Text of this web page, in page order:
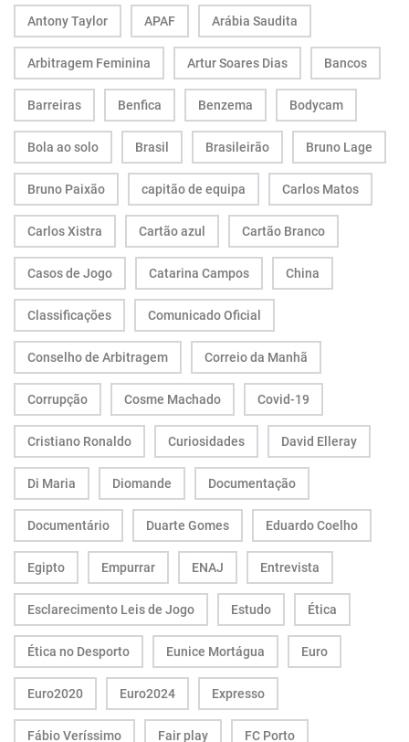
Antony Taylor APAF Arábia Saudita
Arbitragem Feminina Artur Soares Dias Bancos
Barreiras Benfica Benzema Bodycam
Bola ao solo Brasil Brasileirão Bruno Lage
Bruno Paixão capitão de equipa Carlos Matos
Carlos Xistra Cartão azul Cartão Branco
Casos de Jogo Catarina Campos China
Classificações Comunicado Oficial
Conselho de Arbitragem Correio da Manhã
Corrupção Cosme Machado Covid-19
Cristiano Ronaldo Curiosidades David Elleray
Di Maria Diomande Documentação
Documentário Duarte Gomes Eduardo Coelho
Egipto Empurrar ENAJ Entrevista
Esclarecimento Leis de Jogo Estudo Ética
Ética no Desporto Eunice Mortágua Euro
Euro2020 Euro2024 Expresso
Fábio Veríssimo Fair play FC Porto